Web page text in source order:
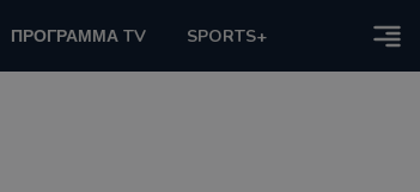
ΠΡΟΓΡΑΜΜΑ TV SPORTS+